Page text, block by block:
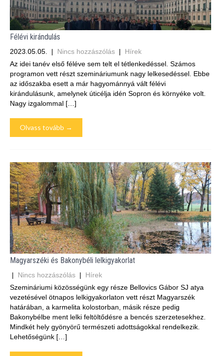
Félévi kirándulás
2023.05.05. | Nincs hozzászólás | Hírek
Az idei tanév első féléve sem telt el tétlenkedéssel. Számos
programon vett részt szemináriumunk nagy lelkesedéssel. Ebbe
az időszakba esett a már hagyománnyá vált félévi
kirándulásunk, amelynek úticélja idén Sopron és környéke volt.
Nagy izgalommal […]
Olvass tovább →
Magyarszéki és Bakonybéli lelkigyakorlat
| Nincs hozzászólás | Hírek
Szemináriumi közösségünk egy része Bellovics Gábor SJ atya
vezetésével ötnapos lelkigyakorlaton vett részt Magyarszék
határában, a karmelita kolostorban, másik része pedig
Bakonybélbe ment lelki feltöltődésre a bencés szerzetesekhez.
Mindkét hely gyönyörű természeti adottságokkal rendelkezik.
Lehetőségünk […]